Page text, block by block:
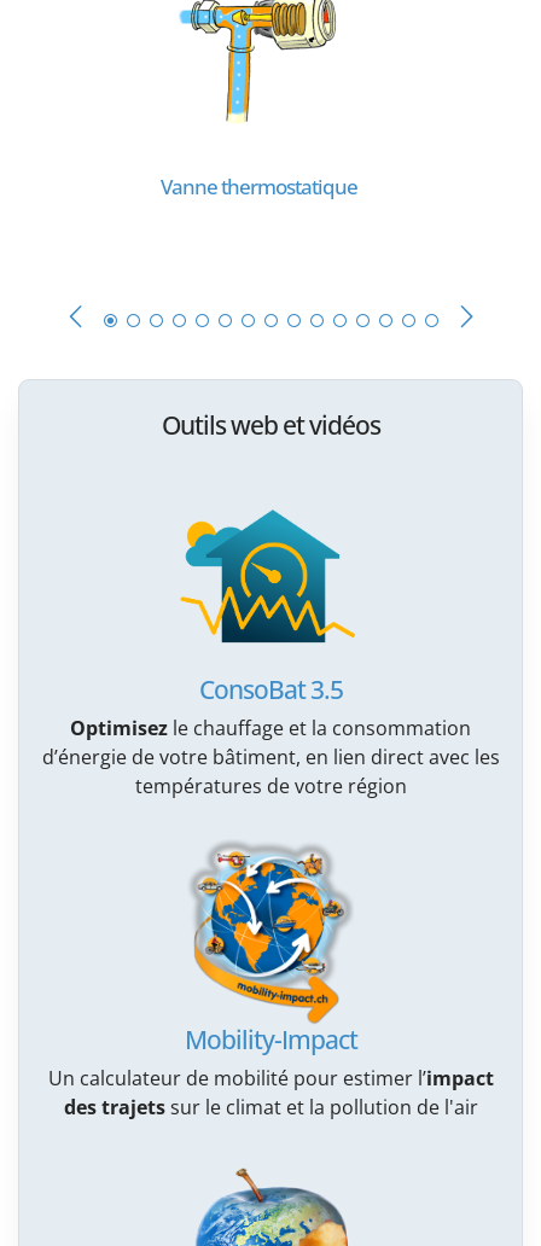
Vanne thermostatique
Outils web et vidéos
ConsoBat 3.5
Optimisez le chauffage et la consommation
d’énergie de votre bâtiment, en lien direct avec les
températures de votre région
Mobility-Impact
Un calculateur de mobilité pour estimer l’impact
des trajetssur le climat et la pollution de l'air